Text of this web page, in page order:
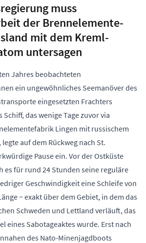
muss
der Brennelemente-
mit dem Kreml-
untersagen
Jahres beobachteten
ein ungewöhnliches Seemanöver des
eingesetzten Frachters
Schiff, das wenige Tage zuvor via
Lingen mit russischem
auf dem Rückweg nach St.
Pause ein. Vor der Ostküste
es für rund 24 Stunden seine reguläre
Geschwindigkeit eine Schleife von
− exakt über dem Gebiet, in dem das
Schweden und Lettland verläuft, das
eines Sabotageaktes wurde. Erst nach
des Nato-Minenjagdboots